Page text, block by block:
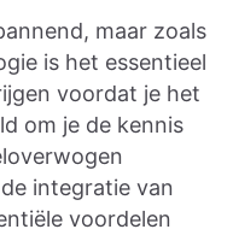
maar zoals
is het essentieel
voordat je het
om je de kennis
integratie van
voordelen